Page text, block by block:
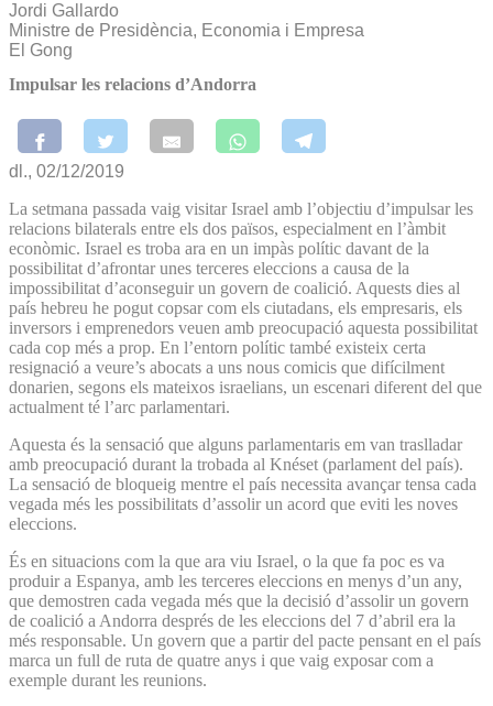
Jordi Gallardo
Ministre de Presidència, Economia i Empresa
El Gong
Impulsar les relacions d’Andorra
dl., 02/12/2019
La setmana passada vaig visitar Israel amb l’objectiu d’impulsar les
relacions bilaterals entre els dos països, especialment en l’àmbit
econòmic. Israel es troba ara en un impàs polític davant de la
possibilitat d’afrontar unes terceres eleccions a causa de la
impossibilitat d’aconseguir un govern de coalició. Aquests dies al
país hebreu he pogut copsar com els ciutadans, els empresaris, els
inversors i emprenedors veuen amb preocupació aquesta possibilitat
cada cop més a prop. En l’entorn polític també existeix certa
resignació a veure’s abocats a uns nous comicis que difícilment
donarien, segons els mateixos israelians, un escenari diferent del que
actualment té l’arc parlamentari.
Aquesta és la sensació que alguns parlamentaris em van traslladar
amb preocupació durant la trobada al Knéset (parlament del país).
La sensació de bloqueig mentre el país necessita avançar tensa cada
vegada més les possibilitats d’assolir un acord que eviti les noves
eleccions.
És en situacions com la que ara viu Israel, o la que fa poc es va
produir a Espanya, amb les terceres eleccions en menys d’un any,
que demostren cada vegada més que la decisió d’assolir un govern
de coalició a Andorra després de les eleccions del 7 d’abril era la
més responsable. Un govern que a partir del pacte pensant en el país
marca un full de ruta de quatre anys i que vaig exposar com a
exemple durant les reunions.